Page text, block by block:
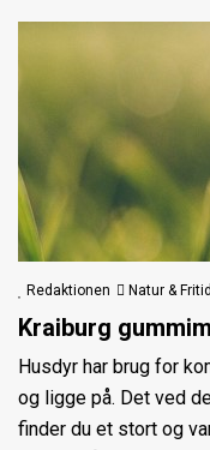
Redaktionen Natur & Fritid
Kraiburg
Husdyr har brug for
og ligge på. Det ved
finder du et stort og